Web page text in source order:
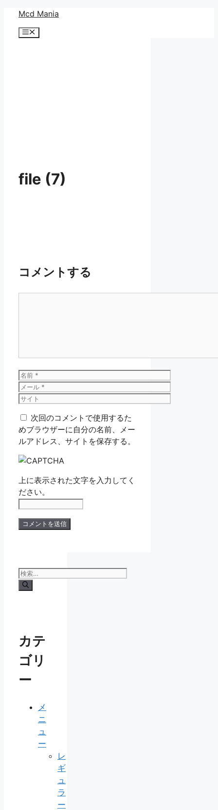
Mcd Mania
メ
file (7)
コメントする
名
前
メ
ー
サ
ト 次回のコメントで使用するた
めブラウザーに自分の名前、メー
ルアドレス、サイトを保存する。
上に表示された文字を入力してく
ださい。
検
索:
カテ
ゴリ
ー
メ
ニ
ュ
ー
レ
ギ
ュ
ラ
ー